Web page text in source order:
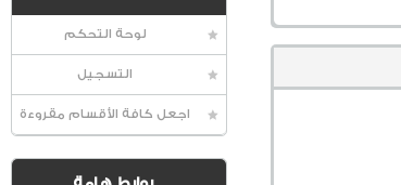
لوحة التحكم
التسجيل
اجعل كافة الأقسام مقروءة